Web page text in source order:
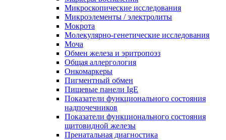
Микроскопические исследования
Микроэлементы / электролиты
Мокрота
Молекулярно-генетические исследования
Моча
Обмен железа и эритропоэз
Общая аллергология
Онкомаркеры
Пигментный обмен
Пищевые панели IgE
Показатели функционального состояния
надпочечников
Показатели функционального состояния
щитовидной железы
Пренатальная диагностика